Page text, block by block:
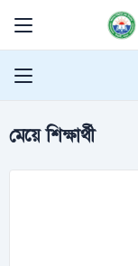
মেয়ে শিক্ষার্থী